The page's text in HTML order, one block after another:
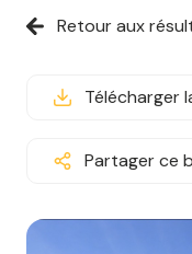
VENTE
ESTIMATION
ALERTE
Retour aux
Télécharger
Partager ce